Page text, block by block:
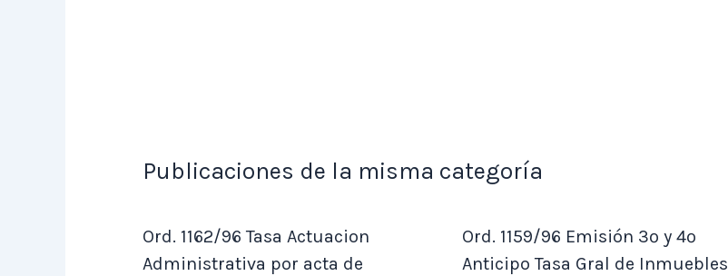
Publicaciones de la misma categoría
Ord. 1162/96 Tasa Actuacion
Administrativa por acta de
Ord. 1159/96 Emisión 3º y 4º
Anticipo Tasa Gral de Inmuebles